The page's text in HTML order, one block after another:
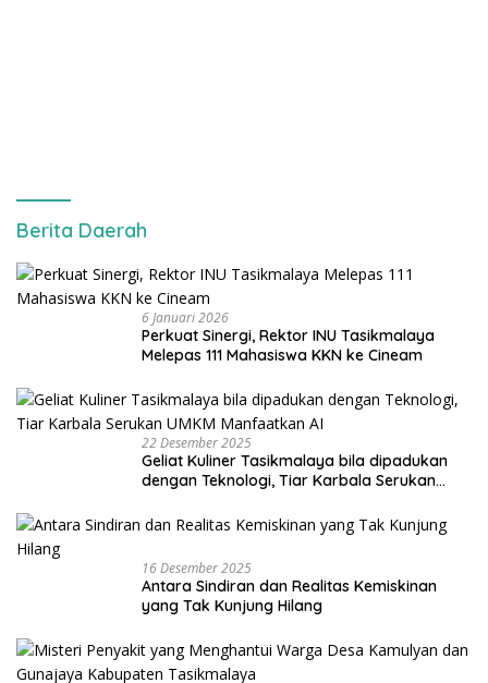
Berita Daerah
6 Januari 2026
Perkuat Sinergi, Rektor INU Tasikmalaya
Melepas 111 Mahasiswa KKN ke Cineam
22 Desember 2025
Geliat Kuliner Tasikmalaya bila dipadukan
dengan Teknologi, Tiar Karbala Serukan
16 Desember 2025
Antara Sindiran dan Realitas Kemiskinan
yang Tak Kunjung Hilang